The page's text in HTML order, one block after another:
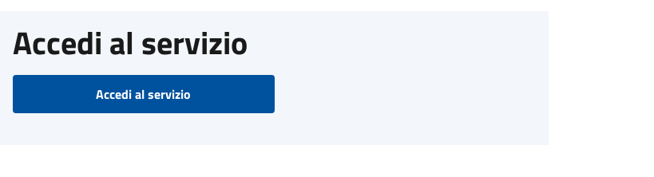
Accedi al servizio
Accedi al servizio